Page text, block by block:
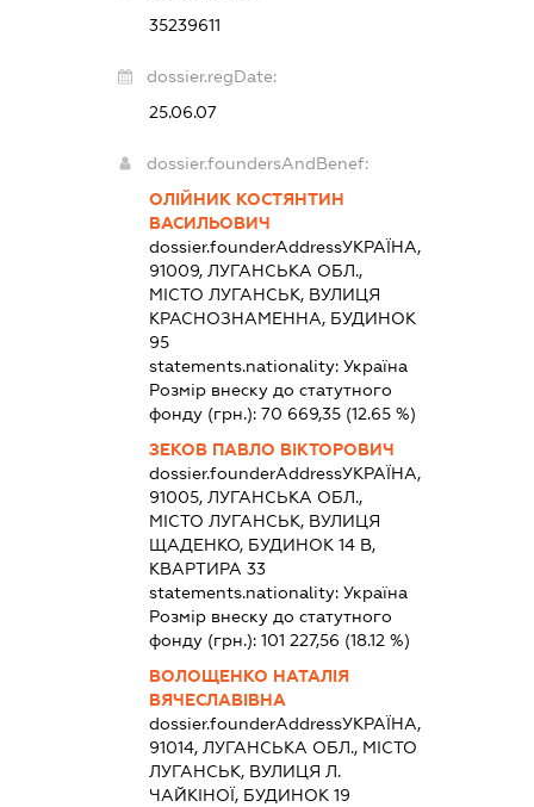
35239611
dossier.regDate:
25.06.07
dossier.foundersAndBenef:
ОЛІЙНИК КОСТЯНТИН
ВАСИЛЬОВИЧ
dossier.founderAddressУКРАЇНА,
91009, ЛУГАНСЬКА ОБЛ.,
МІСТО ЛУГАНСЬК, ВУЛИЦЯ
КРАСНОЗНАМЕННА, БУДИНОК
95
statements.nationality: Україна
Розмір внеску до статутного
фонду (грн.): 70 669,35(12.65 %)
ЗЕКОВ ПАВЛО ВІКТОРОВИЧ
dossier.founderAddressУКРАЇНА,
91005, ЛУГАНСЬКА ОБЛ.,
МІСТО ЛУГАНСЬК, ВУЛИЦЯ
ЩАДЕНКО, БУДИНОК 14 В,
КВАРТИРА 33
statements.nationality: Україна
Розмір внеску до статутного
фонду (грн.): 101 227,56 (18.12 %)
ВОЛОЩЕНКО НАТАЛІЯ
ВЯЧЕСЛАВІВНА
dossier.founderAddressУКРАЇНА,
91014, ЛУГАНСЬКА ОБЛ., МІСТО
ЛУГАНСЬК, ВУЛИЦЯ Л.
ЧАЙКІНОЇ, БУДИНОК 19